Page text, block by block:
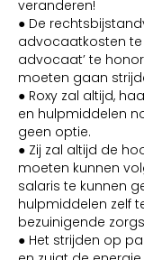
veranderen!
● De
advocaatkosten te
advocaat’ te
moeten gaan
● Roxy zal altijd,
en hulpmiddelen
geen optie.
● Zij zal altijd de
moeten kunnen
salaris te kunnen
hulpmiddelen zelf
bezuinigende
● Het strijden op